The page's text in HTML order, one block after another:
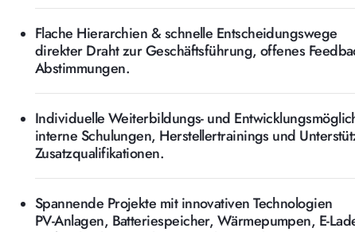
Flache Hierarchien & schnelle Entscheidungswege
direkter Draht zur Geschäftsführung, offenes
Abstimmungen.
Individuelle Weiterbildungs- und
interne Schulungen, Herstellertrainings und
Zusatzqualifikationen.
Spannende Projekte mit innovativen Technologien
PV-Anlagen, Batteriespeicher, Wärmepumpen, E-